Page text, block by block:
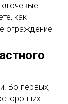
ключевые
как
ограждение
Во-первых,
–